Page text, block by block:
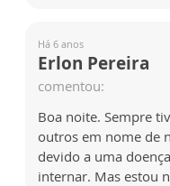
Há 6 anos
Erlon Pereira
comentou:
Boa noite. Sempre
outros em nome de
devido a uma
internar. Mas estou